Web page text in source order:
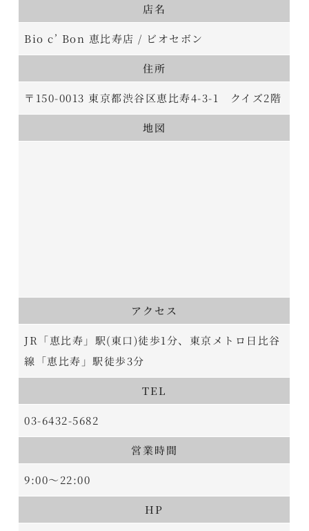
店名
Bio c’ Bon 恵比寿店 / ビオセボン
住所
〒150-0013 東京都渋谷区恵比寿4-3-1 クイズ2階
地図
アクセス
JR「恵比寿」駅(東口)徒歩1分、東京メトロ日比谷
線「恵比寿」駅徒歩3分
TEL
03-6432-5682
営業時間
9:00～22:00
HP